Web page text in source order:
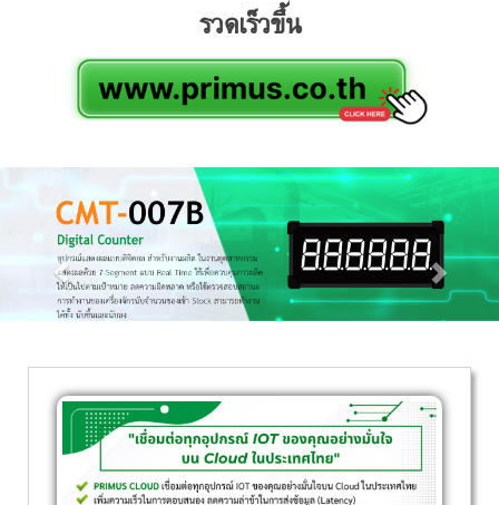
รวดเร็วขึ้น